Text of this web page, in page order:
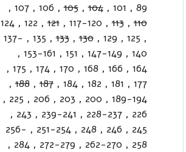
89
,
101
,
104
,
105
,
106
,
107
,
110
,
113
,
117-120
,
121
,
122
,
124
,
125
,
129
,
130
,
133
,
135
,
137-
140
,
147-149
,
151
,
153-161
,
164
,
166
,
168
,
170
,
174
,
175
,
177
,
181
,
182
,
184
,
187
,
188
,
189-194
,
200
,
203
,
206
,
225
,
226
,
228-237
,
239-241
,
243
,
245
,
246
,
248
,
251-254
,
256-
258
,
262-270
,
272-279
,
284
,